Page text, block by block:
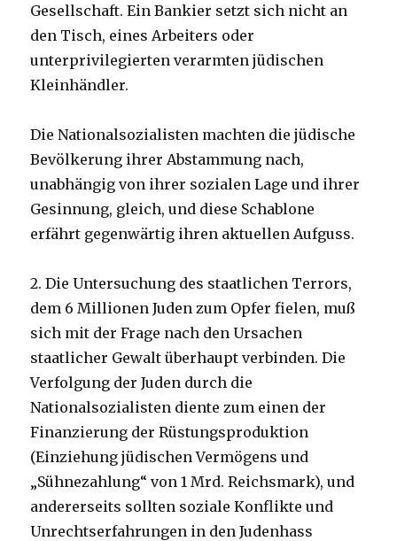
Gesellschaft. Ein Bankier setzt sich nicht an
den Tisch, eines Arbeiters oder
unterprivilegierten verarmten jüdischen
Kleinhändler.
Die Nationalsozialisten machten die jüdische
Bevölkerung ihrer Abstammung nach,
unabhängig von ihrer sozialen Lage und ihrer
Gesinnung, gleich, und diese Schablone
erfährt gegenwärtig ihren aktuellen Aufguss.
2. Die Untersuchung des staatlichen Terrors,
dem 6 Millionen Juden zum Opfer fielen, muß
sich mit der Frage nach den Ursachen
staatlicher Gewalt überhaupt verbinden. Die
Verfolgung der Juden durch die
Nationalsozialisten diente zum einen der
Finanzierung der Rüstungsproduktion
(Einziehung jüdischen Vermögens und
„Sühnezahlung“ von 1 Mrd. Reichsmark), und
andererseits sollten soziale Konflikte und
Unrechtserfahrungen in den Judenhass